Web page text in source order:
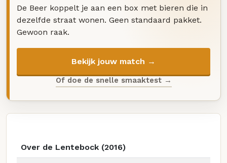
De Beer koppelt je aan een box met bieren die in
dezelfde straat wonen. Geen standaard pakket.
Gewoon raak.
Bekijk jouw match →
Of doe de snelle smaaktest →
Over de Lentebock (2016)